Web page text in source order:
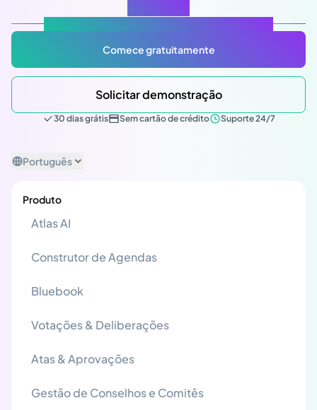
Comece gratuitamente
Solicitar demonstração
30 dias grátis Sem cartão de crédito Suporte 24/7
Português
Produto
Atlas AI
Construtor de Agendas
Bluebook
Votações & Deliberações
Atas & Aprovações
Gestão de Conselhos e Comitês